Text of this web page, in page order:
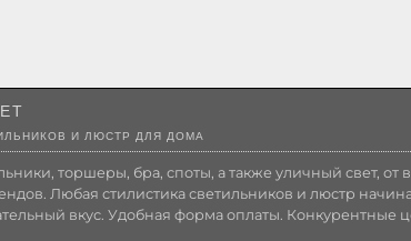
И ЛЮСТР ДЛЯ ДОМА
торшеры, бра, споты, а также уличный свет, от
Любая стилистика светильников и люстр
вкус. Удобная форма оплаты. Конкурентные